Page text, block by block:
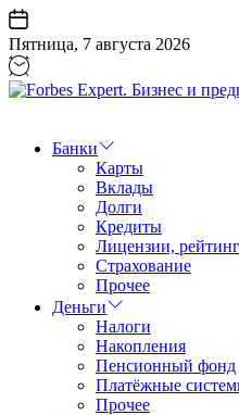
Перейти
к
содержанию
Пятница, 7 августа 2026
Бизнес
предпринимательство
Банки
Карты
Вклады
Долги
Кредиты
Лицензии,
Страхование
Прочее
Деньги
Налоги
Накопления
Пенсионный фонд
Платёжные
Прочее